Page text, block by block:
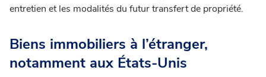
entretien et les modalités du futur transfert de propriété.
Biens immobiliers à l’étranger,
notamment aux États-Unis